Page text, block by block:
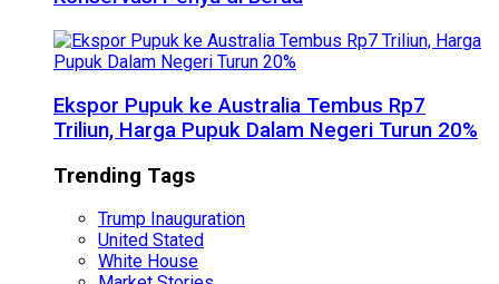
Ekspor Pupuk ke Australia Tembus Rp7
Triliun, Harga Pupuk Dalam Negeri Turun 20%
Trending Tags
Trump Inauguration
United Stated
White House